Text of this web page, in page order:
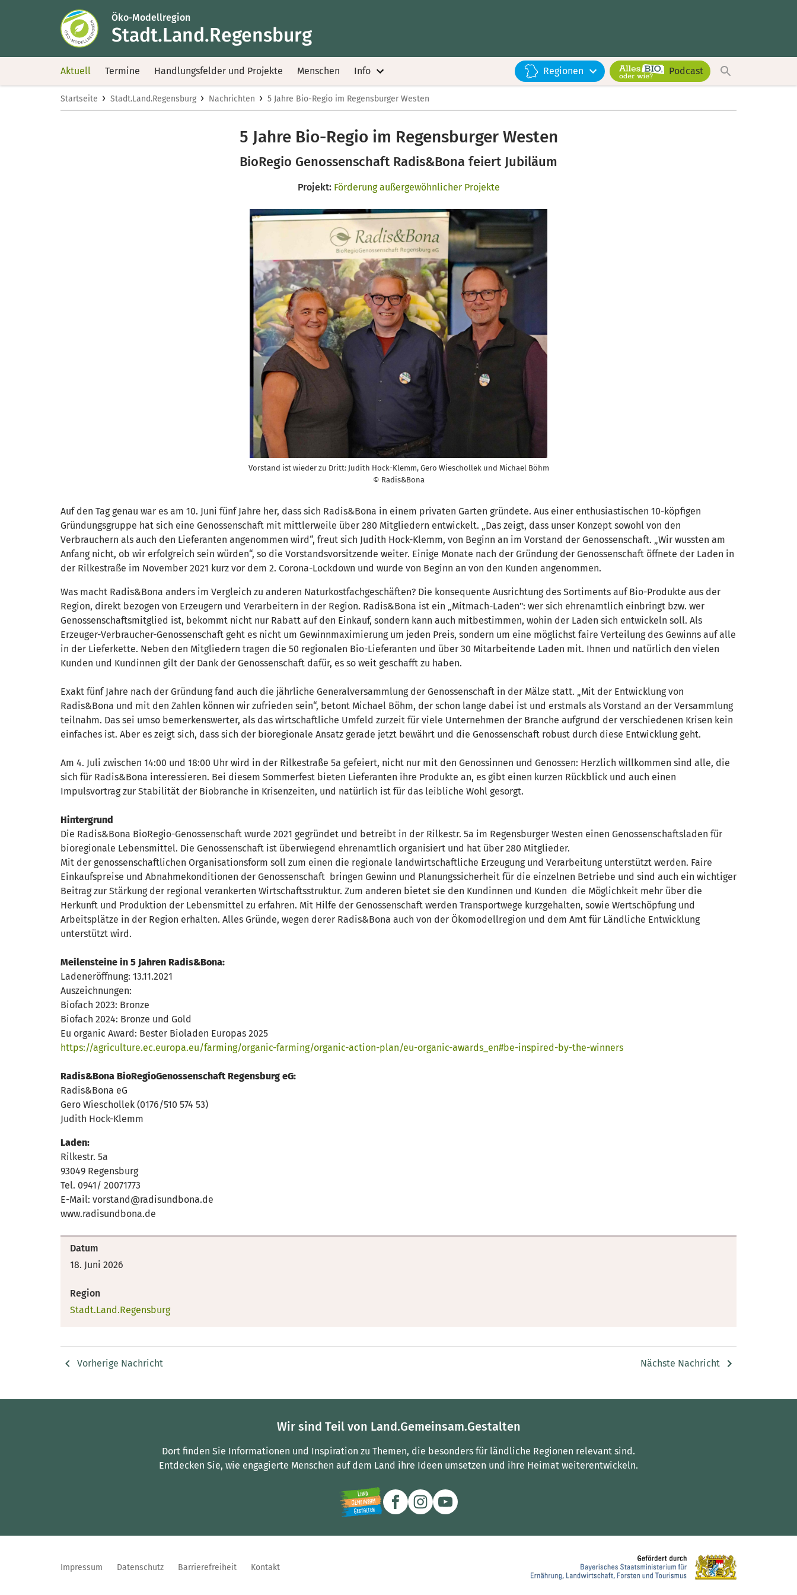
Öko-Modellregion
Stadt.Land.Regensburg
Aktuell Termine Handlungsfelder und Projekte Menschen Info Regionen Podcast
Startseite › Stadt.Land.Regensburg › Nachrichten › 5 Jahre Bio-Regio im Regensburger Westen
5 Jahre Bio-Regio im Regensburger Westen
BioRegio Genossenschaft Radis&Bona feiert Jubiläum
Projekt: Förderung außergewöhnlicher Projekte
Vorstand ist wieder zu Dritt: Judith Hock-Klemm, Gero Wieschollek und Michael Böhm
© Radis&Bona
Auf den Tag genau war es am 10. Juni fünf Jahre her, dass sich Radis&Bona in einem privaten Garten gründete. Aus einer enthusiastischen 10-köpfigen
Gründungsgruppe hat sich eine Genossenschaft mit mittlerweile über 280 Mitgliedern entwickelt. „Das zeigt, dass unser Konzept sowohl von den
Verbrauchern als auch den Lieferanten angenommen wird“, freut sich Judith Hock-Klemm, von Beginn an im Vorstand der Genossenschaft. „Wir wussten am
Anfang nicht, ob wir erfolgreich sein würden“, so die Vorstandsvorsitzende weiter. Einige Monate nach der Gründung der Genossenschaft öffnete der Laden in
der Rilkestraße im November 2021 kurz vor dem 2. Corona-Lockdown und wurde von Beginn an von den Kunden angenommen.
Was macht Radis&Bona anders im Vergleich zu anderen Naturkostfachgeschäften? Die konsequente Ausrichtung des Sortiments auf Bio-Produkte aus der
Region, direkt bezogen von Erzeugern und Verarbeitern in der Region. Radis&Bona ist ein „Mitmach-Laden": wer sich ehrenamtlich einbringt bzw. wer
Genossenschaftsmitglied ist, bekommt nicht nur Rabatt auf den Einkauf, sondern kann auch mitbestimmen, wohin der Laden sich entwickeln soll. Als
Erzeuger-Verbraucher-Genossenschaft geht es nicht um Gewinnmaximierung um jeden Preis, sondern um eine möglichst faire Verteilung des Gewinns auf alle
in der Lieferkette. Neben den Mitgliedern tragen die 50 regionalen Bio-Lieferanten und über 30 Mitarbeitende Laden mit. Ihnen und natürlich den vielen
Kunden und Kundinnen gilt der Dank der Genossenschaft dafür, es so weit geschafft zu haben.
Exakt fünf Jahre nach der Gründung fand auch die jährliche Generalversammlung der Genossenschaft in der Mälze statt. „Mit der Entwicklung von
Radis&Bona und mit den Zahlen können wir zufrieden sein“, betont Michael Böhm, der schon lange dabei ist und erstmals als Vorstand an der Versammlung
teilnahm. Das sei umso bemerkenswerter, als das wirtschaftliche Umfeld zurzeit für viele Unternehmen der Branche aufgrund der verschiedenen Krisen kein
einfaches ist. Aber es zeigt sich, dass sich der bioregionale Ansatz gerade jetzt bewährt und die Genossenschaft robust durch diese Entwicklung geht.
Am 4. Juli zwischen 14:00 und 18:00 Uhr wird in der Rilkestraße 5a gefeiert, nicht nur mit den Genossinnen und Genossen: Herzlich willkommen sind alle, die
sich für Radis&Bona interessieren. Bei diesem Sommerfest bieten Lieferanten ihre Produkte an, es gibt einen kurzen Rückblick und auch einen
Impulsvortrag zur Stabilität der Biobranche in Krisenzeiten, und natürlich ist für das leibliche Wohl gesorgt.
Hintergrund
Die Radis&Bona BioRegio-Genossenschaft wurde 2021 gegründet und betreibt in der Rilkestr. 5a im Regensburger Westen einen Genossenschaftsladen für
bioregionale Lebensmittel. Die Genossenschaft ist überwiegend ehrenamtlich organisiert und hat über 280 Mitglieder.
Mit der genossenschaftlichen Organisationsform soll zum einen die regionale landwirtschaftliche Erzeugung und Verarbeitung unterstützt werden. Faire
Einkaufspreise und Abnahmekonditionen der Genossenschaft bringen Gewinn und Planungssicherheit für die einzelnen Betriebe und sind auch ein wichtiger
Beitrag zur Stärkung der regional verankerten Wirtschaftsstruktur. Zum anderen bietet sie den Kundinnen und Kunden die Möglichkeit mehr über die
Herkunft und Produktion der Lebensmittel zu erfahren. Mit Hilfe der Genossenschaft werden Transportwege kurzgehalten, sowie Wertschöpfung und
Arbeitsplätze in der Region erhalten. Alles Gründe, wegen derer Radis&Bona auch von der Ökomodellregion und dem Amt für Ländliche Entwicklung
unterstützt wird.
Meilensteine in 5 Jahren Radis&Bona:
Ladeneröffnung: 13.11.2021
Auszeichnungen:
Biofach 2023: Bronze
Biofach 2024: Bronze und Gold
Eu organic Award: Bester Bioladen Europas 2025
https://agriculture.ec.europa.eu/farming/organic-farming/organic-action-plan/eu-organic-awards_en#be-inspired-by-the-winners
Radis&Bona BioRegioGenossenschaft Regensburg eG:
Radis&Bona eG
Gero Wieschollek (0176/510 574 53)
Judith Hock-Klemm
Laden:
Rilkestr. 5a
93049 Regensburg
Tel. 0941/ 20071773
E-Mail: vorstand@radisundbona.de
www.radisundbona.de
Datum
18. Juni 2026
Region
Stadt.Land.Regensburg
Vorherige Nachricht Nächste Nachricht
Wir sind Teil von Land.Gemeinsam.Gestalten
Dort finden Sie Informationen und Inspiration zu Themen, die besonders für ländliche Regionen relevant sind.
Entdecken Sie, wie engagierte Menschen auf dem Land ihre Ideen umsetzen und ihre Heimat weiterentwickeln.
Impressum Datenschutz Barrierefreiheit Kontakt